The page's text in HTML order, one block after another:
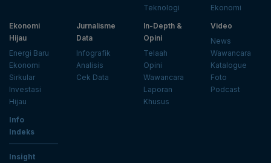
Teknologi
Ekonomi
Ekonomi
Hijau
Energi Baru
Ekonomi
Sirkular
Investasi
Hijau
Jurnalisme
Data
Infografik
Analisis
Cek Data
In-Depth &
Opini
Telaah
Opini
Wawancara
Laporan
Khusus
Video
News
Wawancara
Katalogue
Foto
Podcast
Info
Indeks
Insight